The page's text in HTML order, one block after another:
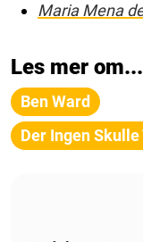
Maria Mena
Les mer om...
Ben Ward
Der Ingen